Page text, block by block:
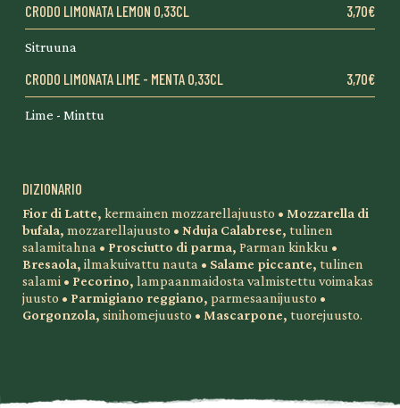
CRODO LIMONATA LEMON 0,33CL 3,70€
Sitruuna
CRODO LIMONATA LIME - MENTA 0,33CL 3,70€
Lime - Minttu
DIZIONARIO
Fior di Latte, kermainen mozzarellajuusto • Mozzarella di
bufala, mozzarellajuusto • Nduja Calabrese, tulinen
salamitahna • Prosciutto di parma, Parman kinkku •
Bresaola, ilmakuivattu nauta • Salame piccante, tulinen
salami • Pecorino, lampaanmaidosta valmistettu voimakas
juusto • Parmigiano reggiano, parmesaanijuusto •
Gorgonzola, sinihomejuusto • Mascarpone, tuorejuusto.